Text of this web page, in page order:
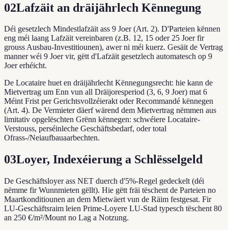
02Lafzäit an dräijährlech Kënnegung
Déi gesetzlech Mindestlafzäit ass 9 Joer (Art. 2). D'Parteien kënnen
eng méi laang Lafzäit vereinbaren (z.B. 12, 15 oder 25 Joer fir
grouss Ausbau-Investitiounen), awer ni méi kuerz. Gesäit de Vertrag
manner wéi 9 Joer vir, gëtt d'Lafzäit gesetzlech automatesch op 9
Joer erhéicht.
De Locataire huet en dräijährlecht Kënnegungsrecht: hie kann de
Mietvertrag um Enn vun all Dräijoresperiod (3, 6, 9 Joer) mat 6
Méint Frist per Gerichtsvollzéierakt oder Recommandé kënnegen
(Art. 4). De Vermieter däerf wärend dem Mietvertrag nëmmen aus
limitativ opgelëschten Grënn kënnegen: schwéiere Locataire-
Verstouss, perséinleche Geschäftsbedarf, oder total
Ofrass-/Neiaufbauaarbechten.
03Loyer, Indexéierung a Schlësselgeld
De Geschäftsloyer ass NET duerch d'5%-Regel gedeckelt (déi
nëmme fir Wunnmieten gëllt). Hie gëtt fräi tëschent de Parteien no
Maartkonditiounen an dem Mietwäert vun de Räim festgesat. Fir
LU-Geschäftsraim leien Prime-Loyere LU-Stad typesch tëschent 80
an 250 €/m²/Mount no Lag a Notzung.